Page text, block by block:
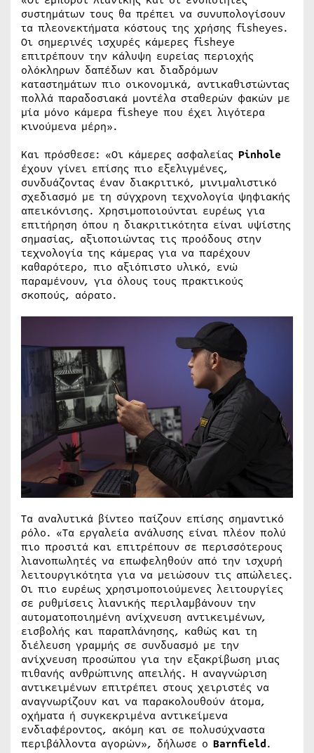
συστημάτων τους θα πρέπει να συνυπολογίσουν
τα πλεονεκτήματα κόστους της χρήσης fisheyes.
Οι σημερινές ισχυρές κάμερες fisheye
επιτρέπουν την κάλυψη ευρείας περιοχής
ολόκληρων δαπέδων και διαδρόμων
καταστημάτων πιο οικονομικά, αντικαθιστώντας
πολλά παραδοσιακά μοντέλα σταθερών φακών με
μία μόνο κάμερα fisheye που έχει λιγότερα
κινούμενα μέρη».
Και πρόσθεσε: «Οι κάμερες ασφαλείας Pinhole
έχουν γίνει επίσης πιο εξελιγμένες,
συνδυάζοντας έναν διακριτικό, μινιμαλιστικό
σχεδιασμό με τη σύγχρονη τεχνολογία ψηφιακής
απεικόνισης. Χρησιμοποιούνται ευρέως για
επιτήρηση όπου η διακριτικότητα είναι υψίστης
σημασίας, αξιοποιώντας τις προόδους στην
τεχνολογία της κάμερας για να παρέχουν
καθαρότερο, πιο αξιόπιστο υλικό, ενώ
παραμένουν, για όλους τους πρακτικούς
σκοπούς, αόρατο.
Τα αναλυτικά βίντεο παίζουν επίσης σημαντικό
ρόλο. «Τα εργαλεία ανάλυσης είναι πλέον πολύ
πιο προσιτά και επιτρέπουν σε περισσότερους
λιανοπωλητές να επωφεληθούν από την ισχυρή
λειτουργικότητα για να μειώσουν τις απώλειες.
Οι πιο ευρέως χρησιμοποιούμενες λειτουργίες
σε ρυθμίσεις λιανικής περιλαμβάνουν την
αυτοματοποιημένη ανίχνευση αντικειμένων,
εισβολής και παραπλάνησης, καθώς και τη
διέλευση γραμμής σε συνδυασμό με την
ανίχνευση προσώπου για την εξακρίβωση μιας
πιθανής ανθρώπινης απειλής. Η αναγνώριση
αντικειμένων επιτρέπει στους χειριστές να
αναγνωρίζουν και να παρακολουθούν άτομα,
οχήματα ή συγκεκριμένα αντικείμενα
ενδιαφέροντος, ακόμη και σε πολυσύχναστα
περιβάλλοντα αγορών», δήλωσε ο Barnfield.